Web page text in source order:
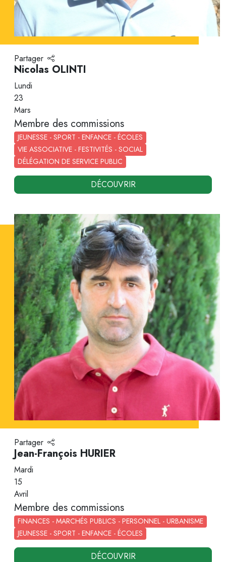
Partager
Nicolas OLINTI
Lundi
23
Mars
Membre des commissions
JEUNESSE - SPORT - ENFANCE - ÉCOLES
VIE ASSOCIATIVE - FESTIVITÉS - SOCIAL
DÉLÉGATION DE SERVICE PUBLIC
DÉCOUVRIR
Partager
Jean-François HURIER
Mardi
15
Avril
Membre des commissions
FINANCES - MARCHÉS PUBLICS - PERSONNEL - URBANISME
JEUNESSE - SPORT - ENFANCE - ÉCOLES
DÉCOUVRIR